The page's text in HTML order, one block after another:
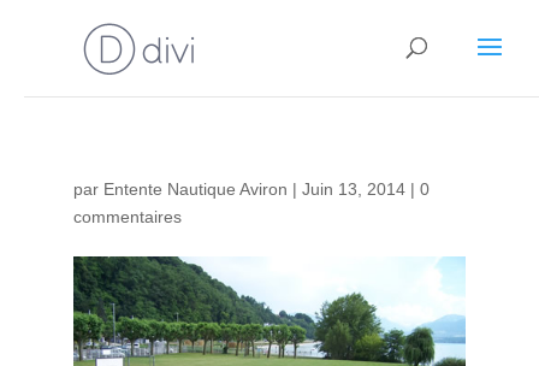
par Entente Nautique Aviron | Juin 13, 2014| 0
commentaires